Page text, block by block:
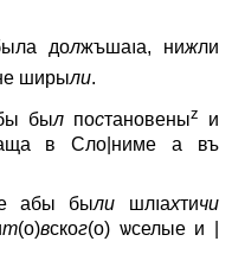
должъшаıa, нижли
ширыли.
былпостановеныz
и
в Сло|ниме а въ
абы были шлıaхтичи
т(о)вског(о) ѡселые и |